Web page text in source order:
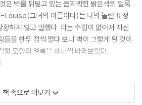
은 벽을 뒤덮고 있는 큼지막한 밝은색의 얼룩
Louise(그녀의 이름이다)는 나의 놀란 표정
하지 않고 말했다. 더는 수입이 없어서 자신
들을 한두 점씩 팔다 보니 벽이 그렇게 된 것이
형 모양의 얼룩을 하나씩 바라보았다.
모아놓은 컬렉션을 내가 발견한 곳은 그가 패
Janson과 함께 살았던 밀라노 아파트
책 속으로 더보기